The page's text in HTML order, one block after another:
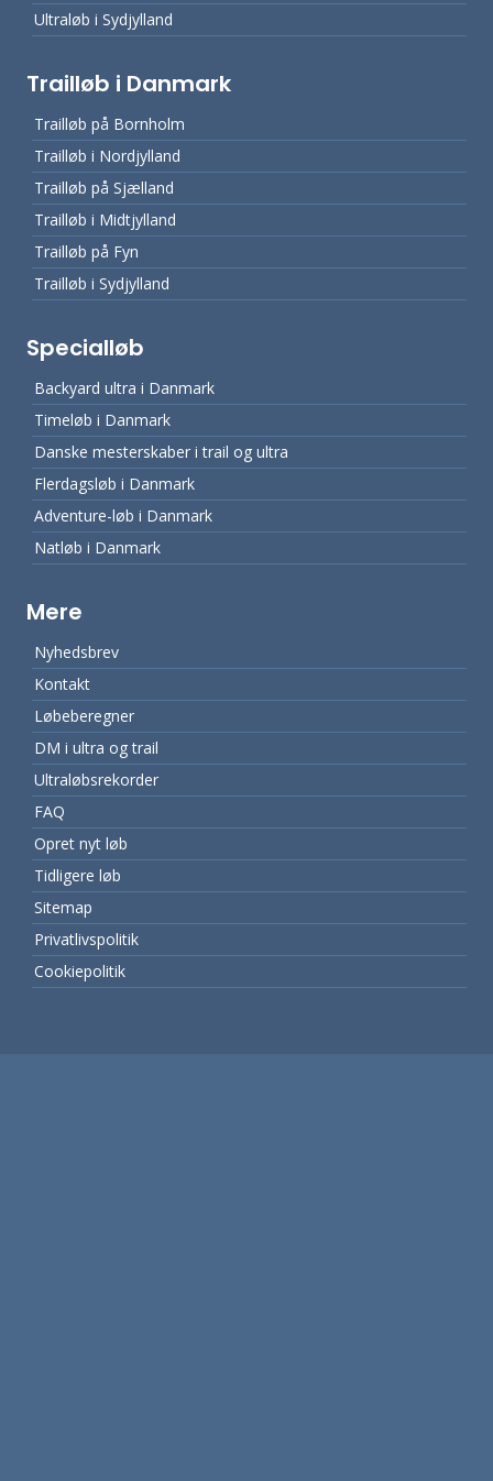
Ultraløb i Sydjylland
Trailløb i Danmark
Trailløb på Bornholm
Trailløb i Nordjylland
Trailløb på Sjælland
Trailløb i Midtjylland
Trailløb på Fyn
Trailløb i Sydjylland
Specialløb
Backyard ultra i Danmark
Timeløb i Danmark
Danske mesterskaber i trail og ultra
Flerdagsløb i Danmark
Adventure-løb i Danmark
Natløb i Danmark
Mere
Nyhedsbrev
Kontakt
Løbeberegner
DM i ultra og trail
Ultraløbsrekorder
FAQ
Opret nyt løb
Tidligere løb
Sitemap
Privatlivspolitik
Cookiepolitik